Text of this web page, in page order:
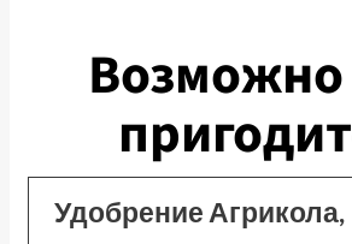
Удобрение Агрикола,